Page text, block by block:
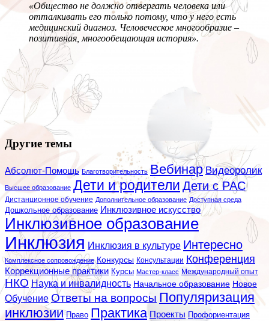
«Общество не должно отвергать человека или
отталкивать его только потому, что у него есть
медицинский диагноз. Человеческое многообразие –
позитивная, многообещающая история».
Другие темы
Абсолют-Помощь Благотворительность Вебинар Видеоролик
Высшее образование Дети и родители Дети с РАС
Дистанционное обучение Дополнительное образование Доступная среда
Дошкольное образование Инклюзивное искусство
Инклюзивное образование
Инклюзия Инклюзия в культуре Интересно
Комплексное сопровождение Конкурсы Консультации Конференция
Коррекционные практики Курсы Мастер-класс Международный опыт
НКО Наука и инвалидность Начальное образование Новое
Обучение Ответы на вопросы Популяризация
инклюзии Право Практика Проекты Профориентация